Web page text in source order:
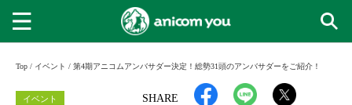
Top / イベント / 第4期アニコムアンバサダー決定！総勢31頭のアンバサダーをご紹介！
SHARE
イベント